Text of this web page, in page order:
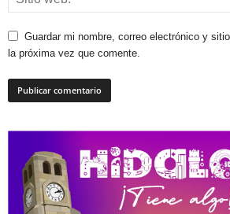
Guardar mi nombre, correo electrónico y
la próxima vez que comente.